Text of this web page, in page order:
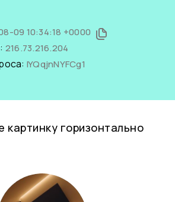
09 10:34:18 +0000
216.73.216.204
IYQqjnNYFCg1
картинку горизонтально